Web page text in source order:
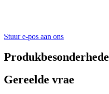
Stuur e-pos aan ons
Produkbesonderhede
Gereelde vrae